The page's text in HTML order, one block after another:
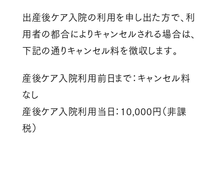
出産後ケア入院の利用を申し出た方で、利
用者の都合によりキャンセルされる場合は、
下記の通りキャンセル料を徴収します。
産後ケア入院利用前日まで：キャンセル料
なし
産後ケア入院利用当日：10,000円（非課
税）